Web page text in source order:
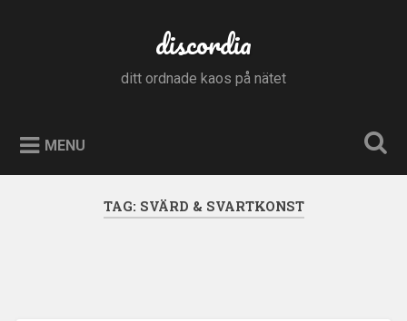
discordia
ditt ordnade kaos på nätet
MENU
TAG: SVÄRD & SVARTKONST